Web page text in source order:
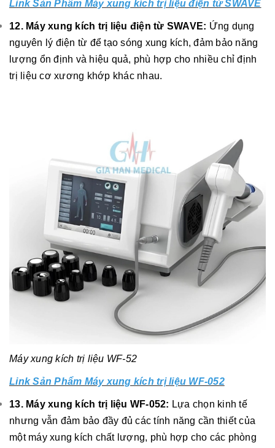
Link Sản Phẩm Máy xung kích trị liệu điện từ SWAVE
12. Máy xung kích trị liệu điện từ SWAVE: Ứng dụng
nguyên lý điện từ để tạo sóng xung kích, đảm bảo năng
lượng ổn định và hiệu quả, phù hợp cho nhiều chỉ định
trị liệu cơ xương khớp khác nhau.
Máy xung kích trị liệu WF-52
Link Sản Phẩm Máy xung kích trị liệu WF-052
13. Máy xung kích trị liệu WF-052: Lựa chọn kinh tế
nhưng vẫn đảm bảo đầy đủ các tính năng cần thiết của
một máy xung kích chất lượng, phù hợp cho các phòng